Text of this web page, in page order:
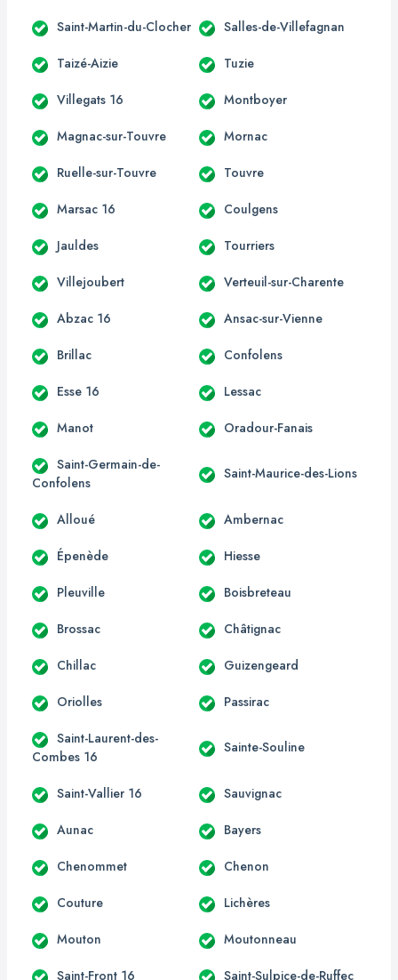
Saint-Martin-du-Clocher Salles-de-Villefagnan
Taizé-Aizie Tuzie
Villegats 16 Montboyer
Magnac-sur-Touvre Mornac
Ruelle-sur-Touvre Touvre
Marsac 16 Coulgens
Jauldes Tourriers
Villejoubert Verteuil-sur-Charente
Abzac 16 Ansac-sur-Vienne
Brillac Confolens
Esse 16 Lessac
Manot Oradour-Fanais
Saint-Germain-de-
Confolens
Saint-Maurice-des-Lions
Alloué Ambernac
Épenède Hiesse
Pleuville Boisbreteau
Brossac Châtignac
Chillac Guizengeard
Oriolles Passirac
Saint-Laurent-des-
Combes 16
Sainte-Souline
Saint-Vallier 16 Sauvignac
Aunac Bayers
Chenommet Chenon
Couture Lichères
Mouton Moutonneau
Saint-Front 16 Saint-Sulpice-de-Ruffec